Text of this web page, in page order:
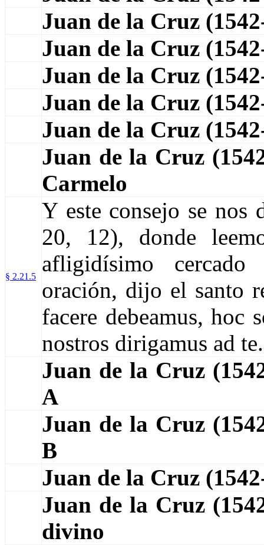
Juan de la Cruz
Juan de la Cruz
Juan de la Cruz
Juan de la Cruz
Juan de la Cruz
Juan de la Cruz
Carmelo
§ 2.21.5
Y este consejo se nos
20, 12), donde
afligidísimo
oración, dijo el santo
facere debeamus,
nostros dirigamus ad te.
Juan de la Cruz
A
Juan de la Cruz
B
Juan de la Cruz
Juan de la Cruz
divino